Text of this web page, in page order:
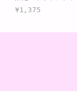
¥1,375